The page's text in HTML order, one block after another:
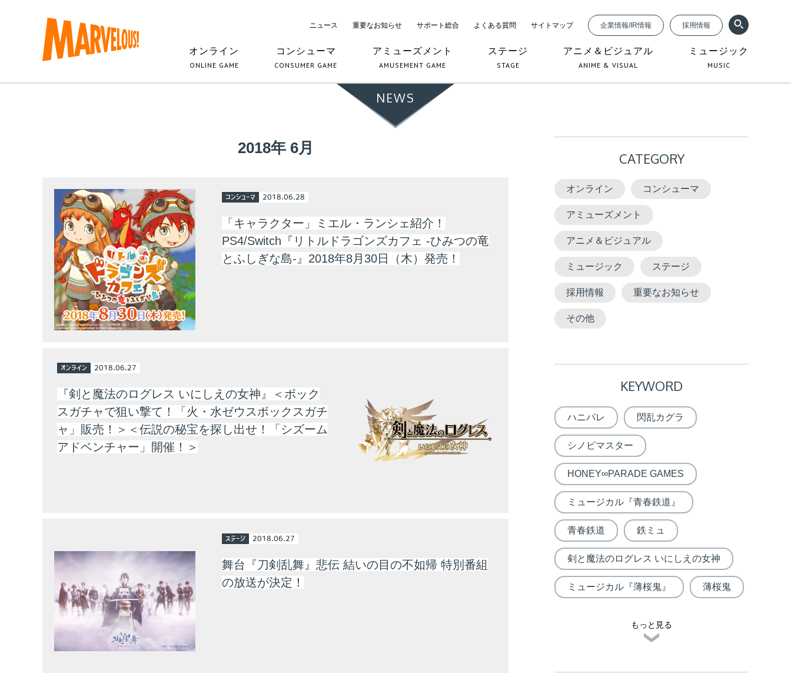
ニュース 重要なお知らせ サポート総合 よくある質問 サイトマップ 企業情報/IR情報 採用情報
オンライン
ONLINE GAME
コンシューマ
CONSUMER GAME
アミューズメント
AMUSEMENT GAME
ステージ
STAGE
アニメ＆ビジュアル
ANIME & VISUAL
ミュージック
MUSIC
NEWS
2018年 6月
コンシューマ 2018.06.28
「キャラクター」ミエル・ランシェ紹介！
PS4/Switch『リトルドラゴンズカフェ -ひみつの竜
とふしぎな島-』2018年8月30日（木）発売！
オンライン 2018.06.27
『剣と魔法のログレス いにしえの女神』＜ボック
スガチャで狙い撃て！「火・水ゼウスボックスガチ
ャ」販売！＞＜伝説の秘宝を探し出せ！「シズーム
アドベンチャー」開催！＞
ステージ 2018.06.27
舞台『刀剣乱舞』悲伝 結いの目の不如帰 特別番組
の放送が決定！
CATEGORY
オンライン コンシューマ
アミューズメント
アニメ＆ビジュアル
ミュージック ステージ
採用情報 重要なお知らせ
その他
KEYWORD
ハニパレ 閃乱カグラ
シノビマスター
HONEY∞PARADE GAMES
ミュージカル『青春鉄道』
青春鉄道 鉄ミュ
剣と魔法のログレス いにしえの女神
ミュージカル『薄桜鬼』 薄桜鬼
もっと見る